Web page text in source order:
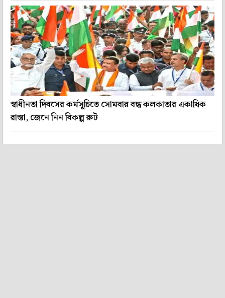
স্বাধীনতা দিবসের কর্মসূচিতে সোমবার বন্ধ কলকাতার একাধিক
রাস্তা, জেনে নিন বিকল্প রুট